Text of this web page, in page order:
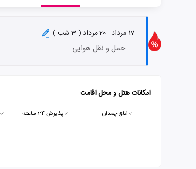
17 مرداد - 20 مرداد ( 3 شب )
حمل و نقل هوایی
امکانات هتل و محل اقامت
اتاق چمدان پذیرش 24 ساعته